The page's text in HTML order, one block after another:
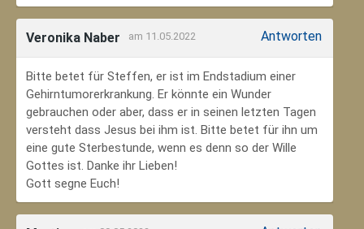
Veronika Naber am 11.05.2022 Antworten
Bitte betet für Steffen, er ist im Endstadium einer
Gehirntumorerkrankung. Er könnte ein Wunder
gebrauchen oder aber, dass er in seinen letzten Tagen
versteht dass Jesus bei ihm ist. Bitte betet für ihn um
eine gute Sterbestunde, wenn es denn so der Wille
Gottes ist. Danke ihr Lieben!
Gott segne Euch!